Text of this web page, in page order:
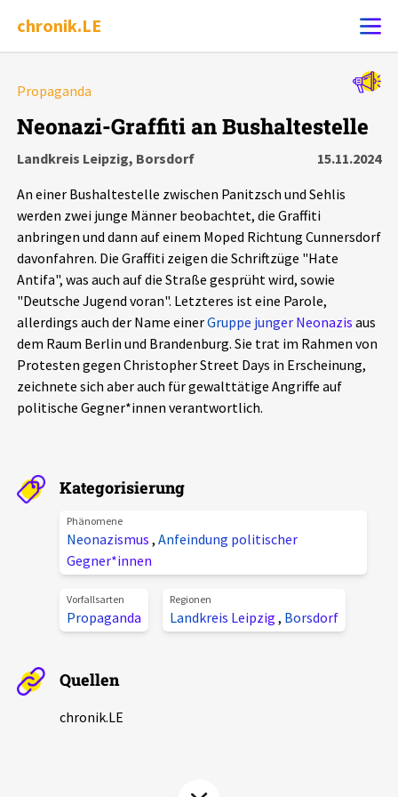
chronik.LE
Chronik
Dossiers
Leipziger Zustände
Schlaglichter
Phänomene
Aktuelles
Veranstaltungen
Pressemitteilungen
Podcasts
Über uns
Projektbeschreibung
Kontakt
Unterstützer_innen
Spenden
chronik.LE in der Presse
Propaganda
Neonazi-Graffiti an Bushaltestelle
Landkreis Leipzig, Borsdorf
15.11.2024
An einer Bushaltestelle zwischen Panitzsch und Sehlis
werden zwei junge Männer beobachtet, die Graffiti
anbringen und dann auf einem Moped Richtung Cunnersdorf
davonfahren. Die Graffiti zeigen die Schriftzüge "Hate
Antifa", was auch auf die Straße gesprüht wird, sowie
"Deutsche Jugend voran". Letzteres ist eine Parole,
allerdings auch der Name einerGruppe junger Neonazis aus
dem Raum Berlin und Brandenburg. Sie trat im Rahmen von
Protesten gegen Christopher Street Days in Erscheinung,
zeichnete sich aber auch für gewalttätige Angriffe auf
politische Gegner*innen verantwortlich.
Kategorisierung
Phänomene
Neonazismus , Anfeindung politischer
Gegner*innen
Vorfallsarten
Propaganda
Regionen
Landkreis Leipzig , Borsdorf
Quellen
chronik.LE
Alle Ereignisse
Ereignisse
Ereignisse
Exportieren ? Filter Erklärungen